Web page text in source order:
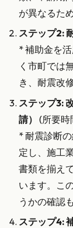
が異なるた
ステップ2:
* 補助金を
く市町では
き、耐震改
ステップ3:
請） (所要時
* 耐震診断
定し、施工
書類を揃え
います。こ
うかの確認
ステップ4: